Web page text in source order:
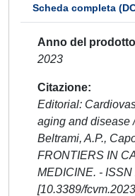
Scheda completa
Anno del prodotto
2023
Citazione
Editorial:
aging and disease
Beltrami, A.P.,
FRONTIERS IN
MEDICINE. -
[10.3389/